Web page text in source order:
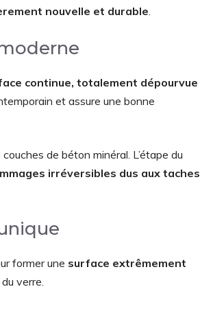
nouvelle et durable.
continue, totalement dépourvue
et assure une bonne
de béton minéral. L’étape du
irréversibles dus aux taches
former une surface extrêmement
verre.